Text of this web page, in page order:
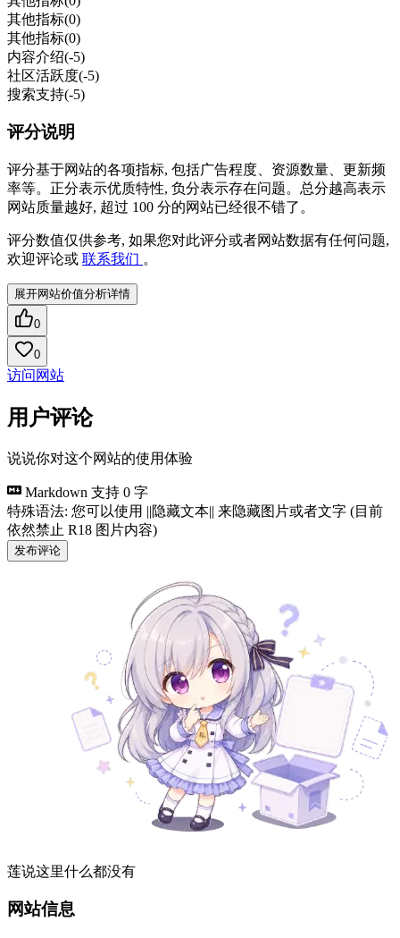
其他指标(0)
其他指标(0)
内容介绍(-5)
社区活跃度(-5)
搜索支持(-5)
评分说明
评分基于网站的各项指标, 包括广告程度、资源数量、更新频
率等。正分表示优质特性, 负分表示存在问题。总分越高表示
网站质量越好, 超过 100 分的网站已经很不错了。
评分数值仅供参考, 如果您对此评分或者网站数据有任何问题,
欢迎评论或 联系我们 。
展开网站价值分析详情
0
0
访问网站
用户评论
说说你对这个网站的使用体验
Markdown 支持 0 字
特殊语法: 您可以使用 ||隐藏文本|| 来隐藏图片或者文字 (目前
依然禁止 R18 图片内容)
发布评论
莲说这里什么都没有
网站信息